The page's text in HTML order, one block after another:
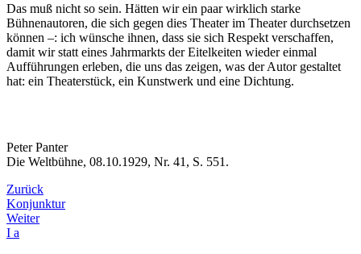
Das muß nicht so sein. Hätten wir ein paar wirklich starke
Bühnenautoren, die sich gegen dies Theater im Theater durchsetzen
können –: ich wünsche ihnen, dass sie sich Respekt verschaffen,
damit wir statt eines Jahrmarkts der Eitelkeiten wieder einmal
Aufführungen erleben, die uns das zeigen, was der Autor gestaltet
hat: ein Theaterstück, ein Kunstwerk und eine Dichtung.
Peter Panter
Die Weltbühne, 08.10.1929, Nr. 41, S. 551.
Zurück
Konjunktur
Weiter
I a